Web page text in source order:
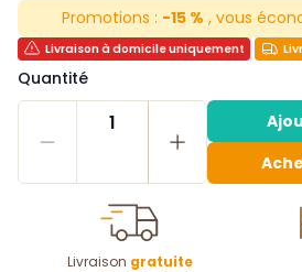
Promotions : -15 % , vous
Livraison à domicile uniquement
Quantité
1
Livraison gratuite